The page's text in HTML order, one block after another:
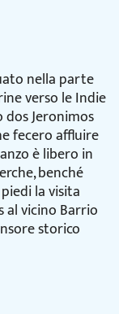
nella parte
verso le Indie
Jeronimos
fecero affluire
è libero in
benché
la visita
al vicino Barrio
storico